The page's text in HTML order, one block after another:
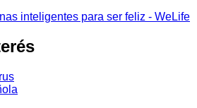
inteligentes para ser feliz - WeLife